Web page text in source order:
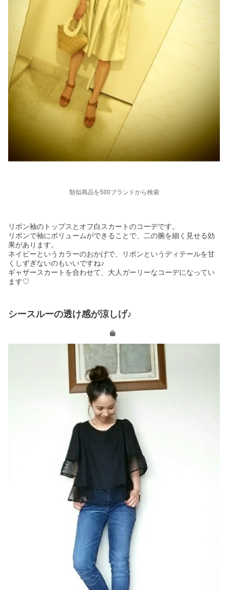
類似商品を500ブランドから検索
リボン袖のトップスとオフ白スカートのコーデです。
リボンで袖にボリュームができることで、二の腕を細く見せる効
果があります。
ネイビーというカラーのおかげで、リボンというディテールを甘
くしずぎないのもいいですね♪
ギャザースカートを合わせて、大人ガーリーなコーデになってい
ます♡
シースルーの透け感が涼しげ♪